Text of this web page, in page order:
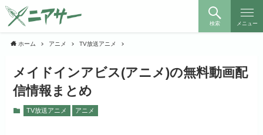
検索 メニュー
ホーム アニメ TV放送アニメ
メイドインアビス(アニメ)の無料動画配
信情報まとめ
TV放送アニメ アニメ